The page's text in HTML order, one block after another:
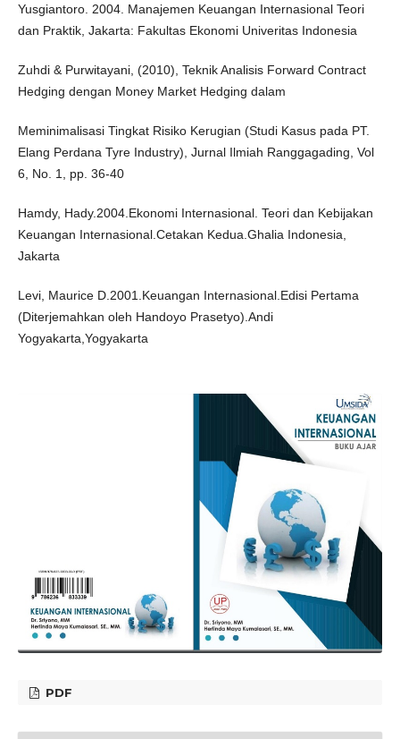
Yusgiantoro. 2004. Manajemen Keuangan Internasional Teori
dan Praktik, Jakarta: Fakultas Ekonomi Univeritas Indonesia
Zuhdi & Purwitayani, (2010), Teknik Analisis Forward Contract
Hedging dengan Money Market Hedging dalam
Meminimalisasi Tingkat Risiko Kerugian (Studi Kasus pada PT.
Elang Perdana Tyre Industry), Jurnal Ilmiah Ranggagading, Vol
6, No. 1, pp. 36-40
Hamdy, Hady.2004.Ekonomi Internasional. Teori dan Kebijakan
Keuangan Internasional.Cetakan Kedua.Ghalia Indonesia,
Jakarta
Levi, Maurice D.2001.Keuangan Internasional.Edisi Pertama
(Diterjemahkan oleh Handoyo Prasetyo).Andi
Yogyakarta,Yogyakarta
PDF